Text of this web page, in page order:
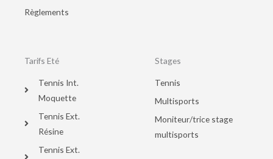
Règlements
Tarifs Eté
Tennis Int.
Moquette
Tennis Ext.
Résine
Tennis Ext.
Stages
Tennis
Multisports
Moniteur/trice stage
multisports